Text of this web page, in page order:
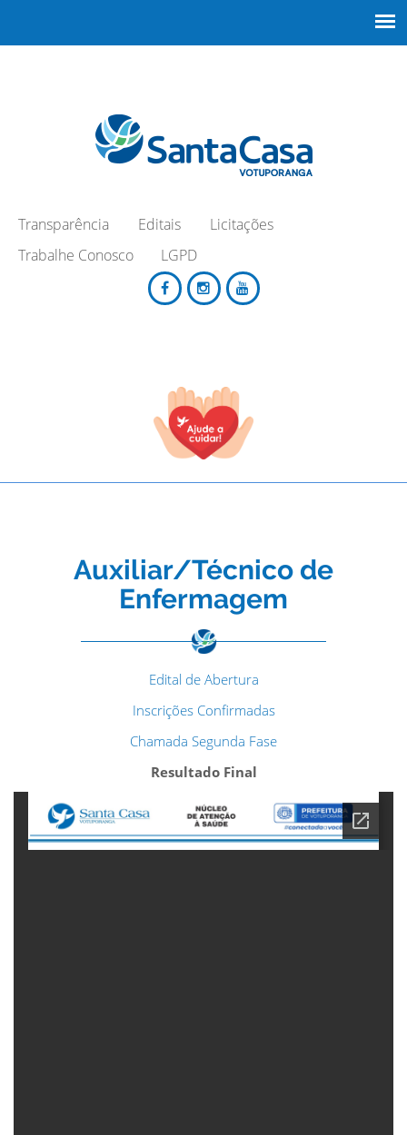
Transparência Editais
Licitações
Trabalhe Conosco
LGPD
TODOS OS CAMPOS SÃO OBRIGATÓRIOS.
Fechar Formulário
Auxiliar/Técnico de
Enfermagem
Edital de Abertura
Inscrições Confirmadas
Chamada Segunda Fase
Resultado Final